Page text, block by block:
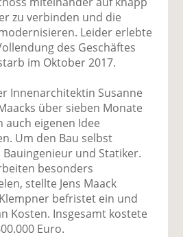
zu verbinden und die
Leider erlebte
des Geschäftes
im Oktober 2017.
Innenarchitektin Susanne
über sieben Monate
auch eigenen Idee
Um den Bau selbst
und Statiker.
besonders
stellte Jens Maack
befristet ein und
Kosten. Insgesamt kostete
Euro.